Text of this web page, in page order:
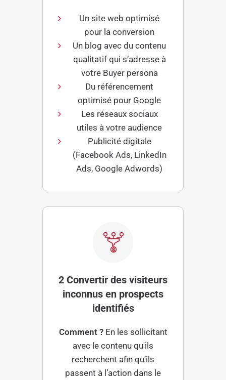
Un site web optimisé
pour la conversion
Un blog avec du contenu
qualitatif qui s’adresse à
votre Buyer persona
Du référencement
optimisé pour Google
Les réseaux sociaux
utiles à votre audience
Publicité digitale
(Facebook Ads, LinkedIn
Ads, Google Adwords)
2 Convertir des visiteurs
inconnus en prospects
identifiés
Comment ?En les sollicitant
avec le contenu qu'ils
recherchent afin qu’ils
passent à l’action dans le